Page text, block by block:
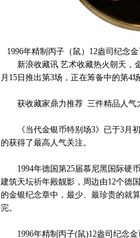
1996年精制丙子（鼠）12盎司纪念
新浪收藏讯 艺术收藏热火朝天，金
月15日推出第3场，正在筹备中的第4
获收藏家鼎力推荐 三件精品人气
《当代金银币特别场3》已于3月初
的获得了最高人气关注。
1994年德国第25届慕尼黑国际硬币
建筑天坛祈年殿靓影，周边由12个德
的金银纪念章中，最少、最珍贵的就
完。
1996年精制丙子(鼠)12盎司纪念金